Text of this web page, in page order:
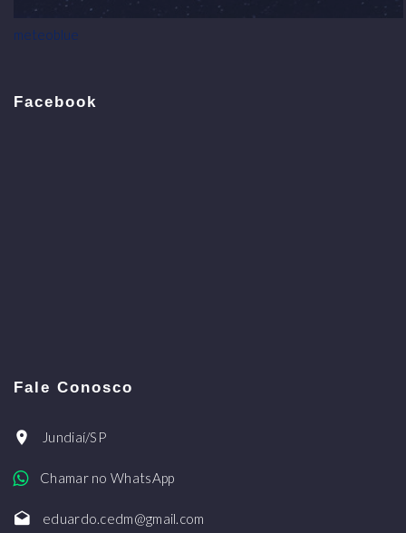
meteoblue
Facebook
Fale Conosco
Jundiaí/SP
Chamar no WhatsApp
eduardo.cedm@gmail.com